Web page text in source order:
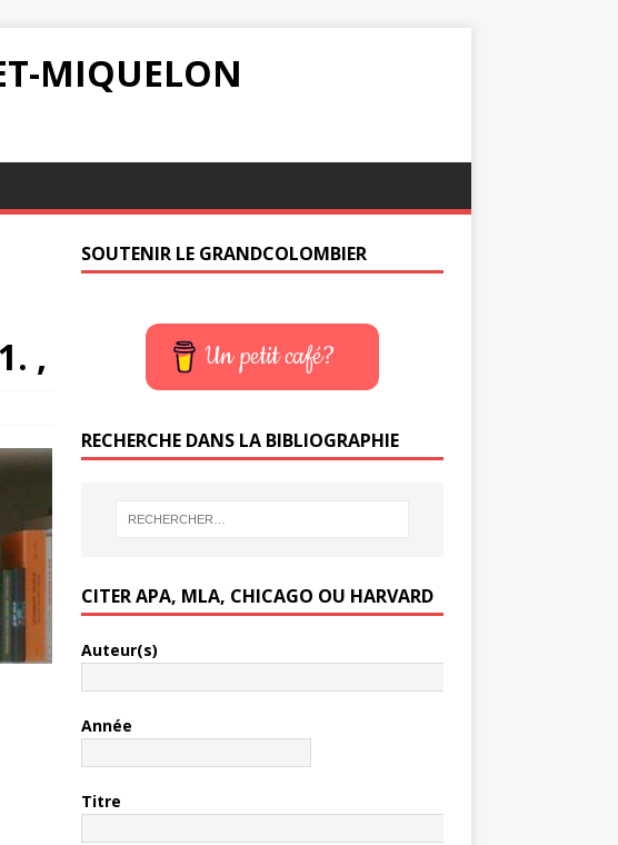
MIQUELON
,
SOUTENIR LE GRANDCOLOMBIER
Un petit café?
RECHERCHE DANS LA BIBLIOGRAPHIE
CITER APA, MLA, CHICAGO OU HARVARD
Auteur(s)
Année
Titre